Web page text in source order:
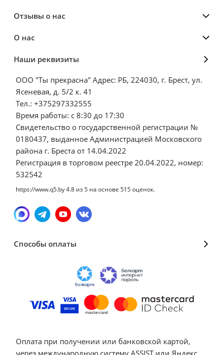
Отзывы о нас
О нас
Наши реквизиты
ООО "Ты прекрасна" Адрес: РБ, 224030, г. Брест, ул.
Ясеневая, д. 5/2 к. 41
Тел.: +375297332555
Время работы: с 8:30 до 17:30
Свидетельство о государственной регистрации №
0180437, выданное Администрацией Московского
района г. Бреста от 14.04.2022
Регистрация в торговом реестре 20.04.2022, номер:
532542
https://www.q5.by4.8 из5 на основе 515оценок.
Способы оплаты
Оплата при получении или банковской картой,
через международную систему ASSIST или Яндекс.